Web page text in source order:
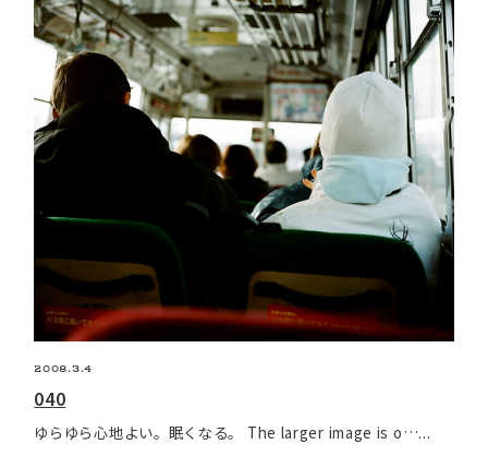
2008.3.4
040
ゆらゆら心地よい。眠くなる。 The larger image is o…...